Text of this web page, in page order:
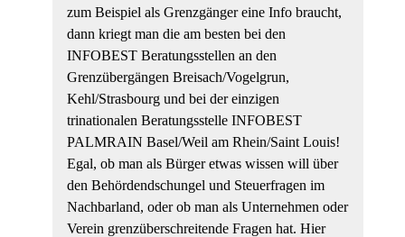
zum Beispiel als Grenzgänger eine Info braucht,
dann kriegt man die am besten bei den
INFOBEST Beratungsstellen an den
Grenzübergängen Breisach/Vogelgrun,
Kehl/Strasbourg und bei der einzigen
trinationalen Beratungsstelle INFOBEST
PALMRAIN Basel/Weil am Rhein/Saint Louis!
Egal, ob man als Bürger etwas wissen will über
den Behördendschungel und Steuerfragen im
Nachbarland, oder ob man als Unternehmen oder
Verein grenzüberschreitende Fragen hat. Hier